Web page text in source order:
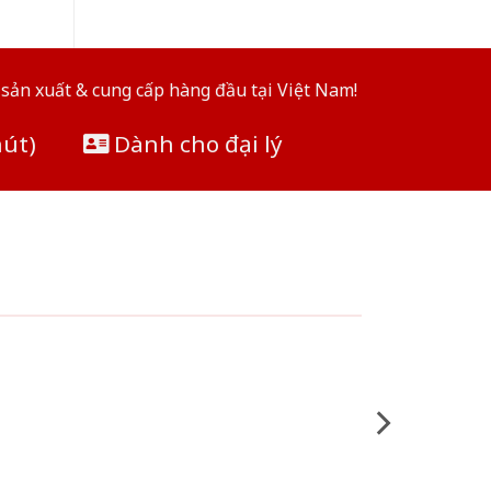
xuất & cung cấp hàng đầu tại Việt Nam!
Dành cho đại lý